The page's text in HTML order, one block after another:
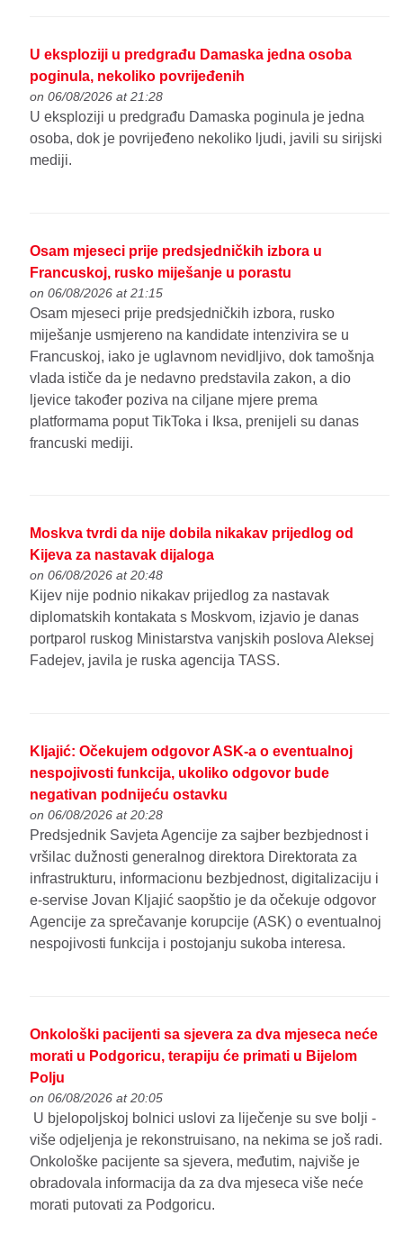
U eksploziji u predgrađu Damaska jedna osoba
poginula, nekoliko povrijeđenih
on 06/08/2026 at 21:28
U eksploziji u predgrađu Damaska poginula je jedna
osoba, dok je povrijeđeno nekoliko ljudi, javili su sirijski
mediji.
Osam mjeseci prije predsjedničkih izbora u
Francuskoj, rusko miješanje u porastu
on 06/08/2026 at 21:15
Osam mjeseci prije predsjedničkih izbora, rusko
miješanje usmjereno na kandidate intenzivira se u
Francuskoj, iako je uglavnom nevidljivo, dok tamošnja
vlada ističe da je nedavno predstavila zakon, a dio
ljevice također poziva na ciljane mjere prema
platformama poput TikToka i Iksa, prenijeli su danas
francuski mediji.
Moskva tvrdi da nije dobila nikakav prijedlog od
Kijeva za nastavak dijaloga
on 06/08/2026 at 20:48
Kijev nije podnio nikakav prijedlog za nastavak
diplomatskih kontakata s Moskvom, izjavio je danas
portparol ruskog Ministarstva vanjskih poslova Aleksej
Fadejev, javila je ruska agencija TASS.
Kljajić: Očekujem odgovor ASK-a o eventualnoj
nespojivosti funkcija, ukoliko odgovor bude
negativan podnijeću ostavku
on 06/08/2026 at 20:28
Predsjednik Savjeta Agencije za sajber bezbjednost i
vršilac dužnosti generalnog direktora Direktorata za
infrastrukturu, informacionu bezbjednost, digitalizaciju i
e-servise Jovan Kljajić saopštio je da očekuje odgovor
Agencije za sprečavanje korupcije (ASK) o eventualnoj
nespojivosti funkcija i postojanju sukoba interesa.
Onkološki pacijenti sa sjevera za dva mjeseca neće
morati u Podgoricu, terapiju će primati u Bijelom
Polju
on 06/08/2026 at 20:05
U bjelopoljskoj bolnici uslovi za liječenje su sve bolji -
više odjeljenja je rekonstruisano, na nekima se još radi.
Onkološke pacijente sa sjevera, međutim, najviše je
obradovala informacija da za dva mjeseca više neće
morati putovati za Podgoricu.